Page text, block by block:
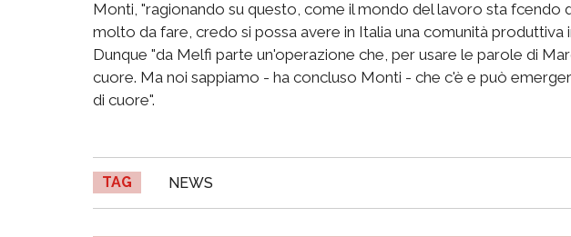
Monti, "ragionando su questo, come il mondo del lavoro sta fcendo
molto da fare, credo si possa avere in Italia una comunità produttiva
Dunque "da Melfi parte un'operazione che, per usare le parole di
cuore. Ma noi sappiamo - ha concluso Monti - che c'è e può
di cuore".
TAG NEWS